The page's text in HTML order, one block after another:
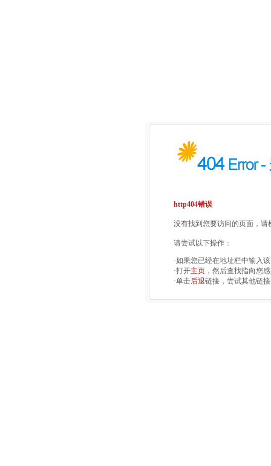
http404错误
没有找到您要访问的页面，请
请尝试以下操作：
·如果您已经在地址栏中输入
·打开主页 ，然后查找指向您
·单击后退链接，尝试其他链